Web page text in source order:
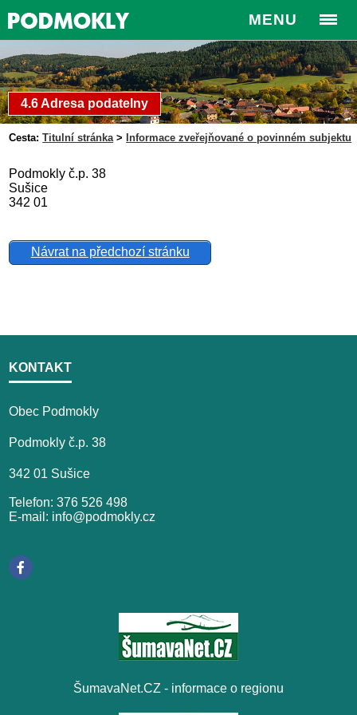
MENU
4.6 Adresa podatelny
Cesta: Titulní stránka> Informace zveřejňované o povinném subjektu
Podmokly č.p. 38
Sušice
342 01
Návrat na předchozí stránku
KONTAKT
Obec Podmokly
Podmokly č.p. 38
342 01 Sušice
Telefon: 376 526 498
E-mail: info@podmokly.cz
ŠumavaNet.CZ - informace o regionu